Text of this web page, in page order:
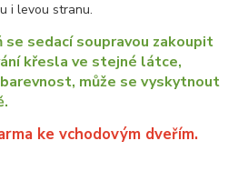
i levou stranu.
se sedací soupravou zakoupit
křesla ve stejné látce,
může se vyskytnout
ke vchodovým dveřím.